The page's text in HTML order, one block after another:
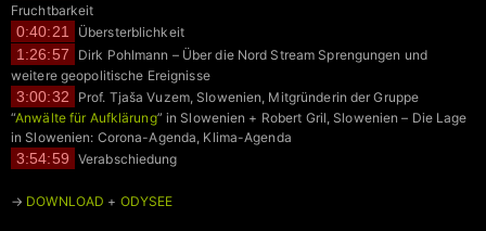
Fruchtbarkeit
0:40:21 Übersterblichkeit
1:26:57
Dirk Pohlmann – Über die Nord Stream Sprengungen und
weitere geopolitische Ereignisse
3:00:32
Prof. Tjaša Vuzem, Slowenien, Mitgründerin der Gruppe
“Anwälte für Aufklärung” in Slowenien + Robert Gril, Slowenien – Die Lage
in Slowenien: Corona-Agenda, Klima-Agenda
3:54:59 Verabschiedung
→ DOWNLOAD + ODYSEE